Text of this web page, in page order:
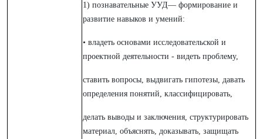
1) познавательные УУД— формирование и
развитие навыков и умений:
• владеть основами исследовательской и
проектной деятельности - видеть проблему,
ставить вопросы, выдвигать гипотезы, давать
определения понятий, классифицировать,
делать выводы и заключения, структурировать
материал, объяснять, доказывать, защищать